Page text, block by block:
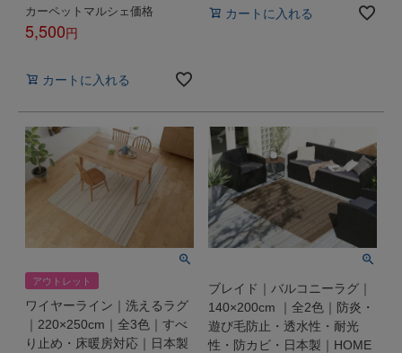
カーペットマルシェ価格
5,500
カートに入れる
カートに入れる
アウトレット
ワイヤーライン｜洗えるラグ
｜220×250cm｜全3色｜すべ
り止め・床暖房対応｜日本製
ブレイド｜バルコニーラグ｜
140×200cm ｜全2色｜防炎・
遊び毛防止・透水性・耐光
性・防カビ・日本製｜HOME